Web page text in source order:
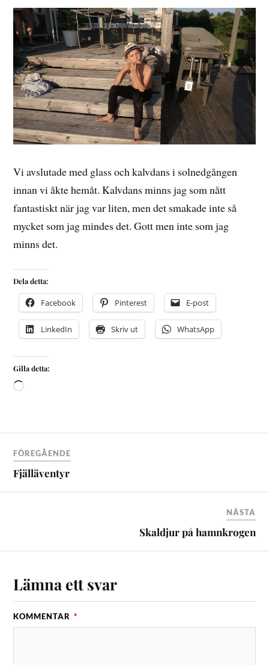
Vi avslutade med glass och kalvdans i solnedgången
innan vi åkte hemåt. Kalvdans minns jag som nått
fantastiskt när jag var liten, men det smakade inte så
mycket som jag mindes det. Gott men inte som jag
minns det.
Dela detta:
Facebook Pinterest E-post
LinkedIn Skriv ut WhatsApp
Gilla detta:
FÖREGÅENDE
Fjälläventyr
NÄSTA
Skaldjur på hamnkrogen
Lämna ett svar
KOMMENTAR *